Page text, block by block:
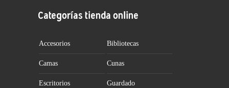
Categorías tienda online
Accesorios Bibliotecas
Camas Cunas
Escritorios Guardado